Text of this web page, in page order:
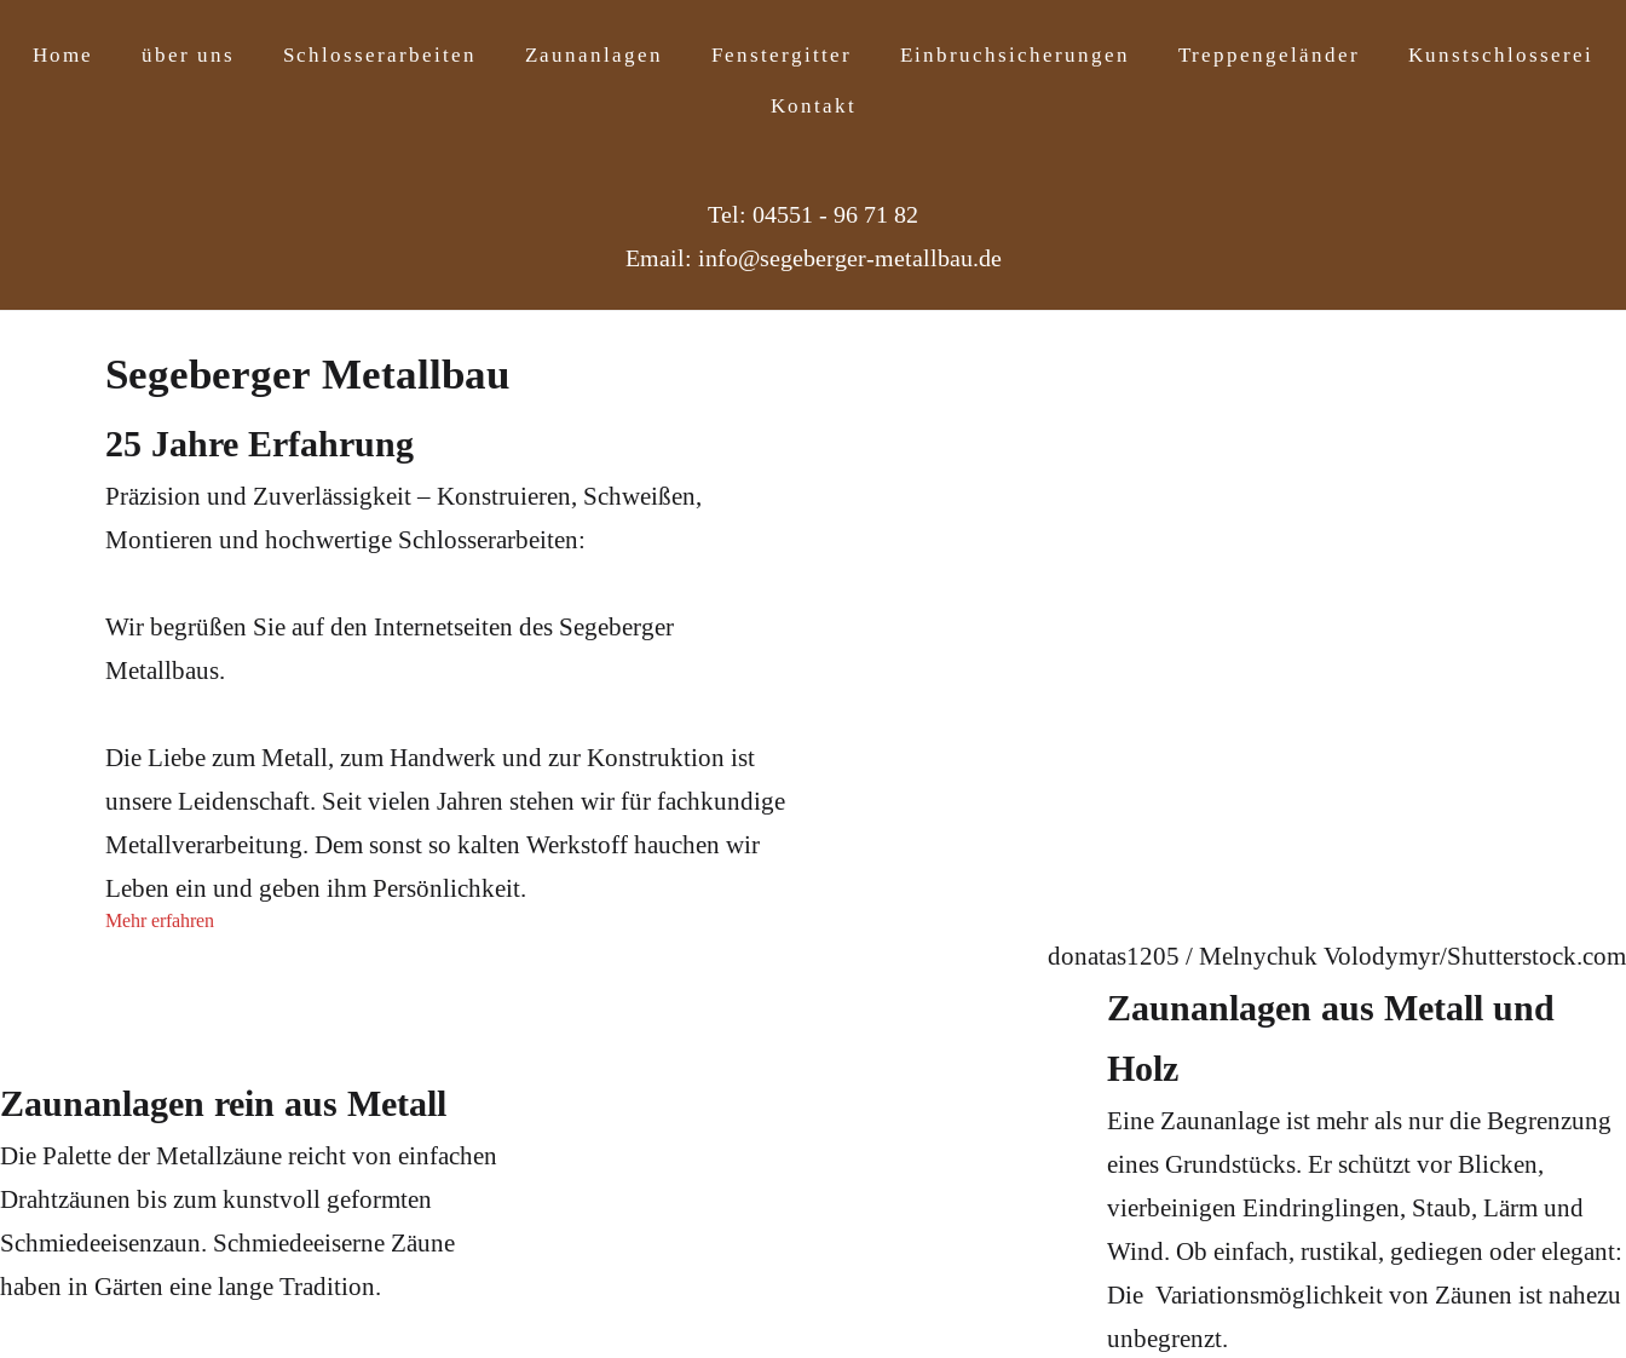
Home über uns Schlosserarbeiten Zaunanlagen Fenstergitter Einbruchsicherungen Treppengeländer Kunstschlosserei
Kontakt
Tel: 04551 - 96 71 82
Email: info@segeberger-metallbau.de
Segeberger Metallbau
25 Jahre Erfahrung
Präzision und Zuverlässigkeit – Konstruieren, Schweißen,
Montieren und hochwertige Schlosserarbeiten:
Wir begrüßen Sie auf den Internetseiten des Segeberger
Metallbaus.
Die Liebe zum Metall, zum Handwerk und zur Konstruktion ist
unsere Leidenschaft. Seit vielen Jahren stehen wir für fachkundige
Metallverarbeitung. Dem sonst so kalten Werkstoff hauchen wir
Leben ein und geben ihm Persönlichkeit.
Mehr erfahren
donatas1205 / Melnychuk Volodymyr/Shutterstock.com
Zaunanlagen rein aus Metall
Die Palette der Metallzäune reicht von einfachen
Drahtzäunen bis zum kunstvoll geformten
Schmiedeeisenzaun. Schmiedeeiserne Zäune
haben in Gärten eine lange Tradition.
Zaunanlagen aus Metall und
Holz
Eine Zaunanlage ist mehr als nur die Begrenzung
eines Grundstücks. Er schützt vor Blicken,
vierbeinigen Eindringlingen, Staub, Lärm und
Wind. Ob einfach, rustikal, gediegen oder elegant:
Die Variationsmöglichkeit von Zäunen ist nahezu
unbegrenzt.